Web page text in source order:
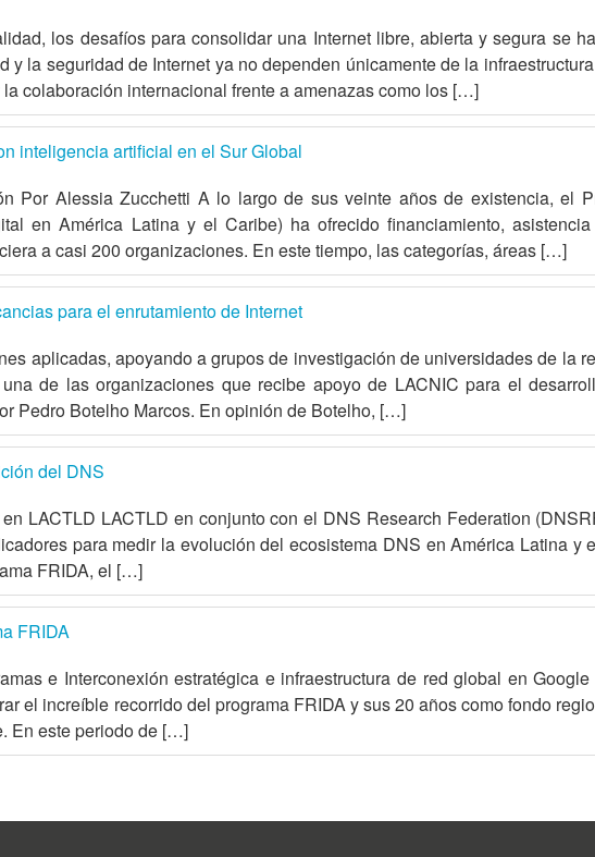
los desafíos para consolidar una Internet libre, abierta y segura se
la seguridad de Internet ya no dependen únicamente de la
colaboración internacional frente a amenazas como los […]
inteligencia artificial en el Sur Global
Por Alessia Zucchetti A lo largo de sus veinte años de existencia, el
en América Latina y el Caribe) ha ofrecido financiamiento, asistencia
a casi 200 organizaciones. En este tiempo, las categorías, áreas […]
para el enrutamiento de Internet
aplicadas, apoyando a grupos de investigación de universidades de la
de las organizaciones que recibe apoyo de LACNIC para el
Pedro Botelho Marcos. En opinión de Botelho, […]
del DNS
LACTLD LACTLD en conjunto con el DNS Research Federation
para medir la evolución del ecosistema DNS en América Latina y
FRIDA, el […]
FRIDA
e Interconexión estratégica e infraestructura de red global en
el increíble recorrido del programa FRIDA y sus 20 años como fondo
En este periodo de […]